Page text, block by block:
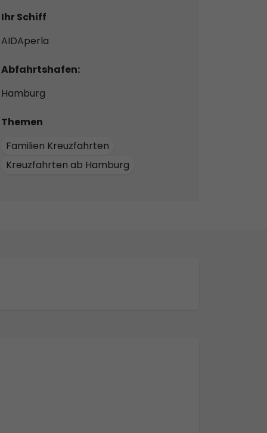
Ihr Schiff
AIDAperla
Abfahrtshafen:
Hamburg
Themen
Familien Kreuzfahrten
Kreuzfahrten ab Hamburg